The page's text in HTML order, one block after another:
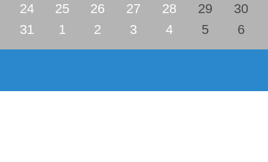
24
25 26 27 28 29
30
31
1 2 3 4 5 6